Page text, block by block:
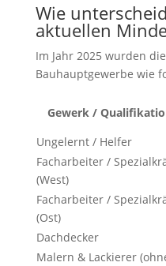
Wie
aktuellen
Im Jahr 2025 wurden
Bauhauptgewerbe wie
Gewerk /
Ungelernt / Helfer
Facharbeiter /
(West)
Facharbeiter /
(Ost)
Dachdecker
Malern & Lackierer